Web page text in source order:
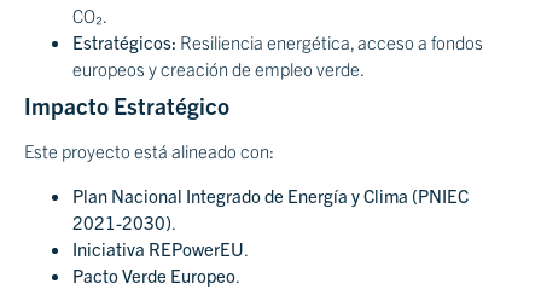
CO₂.
Estratégicos: Resiliencia energética, acceso a fondos
europeos y creación de empleo verde.
Impacto Estratégico
Este proyecto está alineado con:
Plan Nacional Integrado de Energía y Clima (PNIEC
2021-2030).
Iniciativa REPowerEU.
Pacto Verde Europeo.